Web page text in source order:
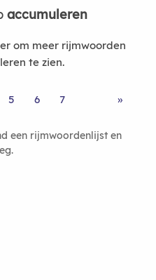
accumuleren
om meer rijmwoorden
te zien.
5 6 7 »
een rijmwoordenlijst en